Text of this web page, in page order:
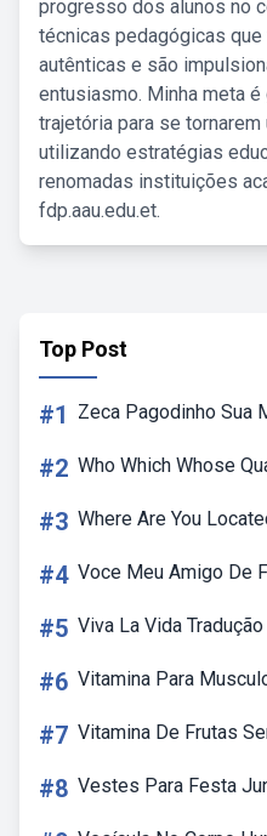
progresso dos alunos no
técnicas pedagógicas
autênticas e são
entusiasmo. Minha meta
trajetória para se
utilizando estratégias
renomadas instituições
fdp.aau.edu.et.
Top Post
#1 Zeca Pagodinho Sua
#2 Who Which Whose
#3 Where Are You
#4 Voce Meu Amigo De
#5 Viva La Vida
#6 Vitamina Para
#7 Vitamina De Frutas
#8 Vestes Para Festa